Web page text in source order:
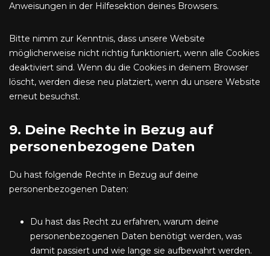
Anweisungen in der Hilfesektion deines Browsers.
Bitte nimm zur Kenntnis, dass unsere Website
möglicherweise nicht richtig funktioniert, wenn alle Cookies
deaktiviert sind. Wenn du die Cookies in deinem Browser
löscht, werden diese neu platziert, wenn du unsere Website
erneut besuchst.
9. Deine Rechte in Bezug auf
personenbezogene Daten
Du hast folgende Rechte in Bezug auf deine
personenbezogenen Daten:
Du hast das Recht zu erfahren, warum deine
personenbezogenen Daten benötigt werden, was
damit passiert und wie lange sie aufbewahrt werden.